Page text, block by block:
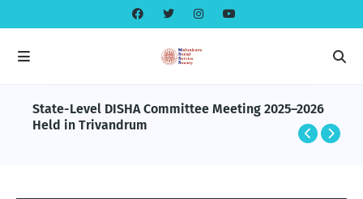
State-Level DISHA Committee Meeting 2025–2026
Held in Trivandrum